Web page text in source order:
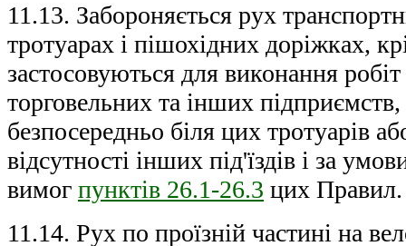
11.13. Забороняється рух
тротуарах і пішохідних доріжках,
застосовуються для виконання
торговельних та інших
безпосередньо біля цих тротуарів
відсутності інших під'їздів і за
вимог пунктів 26.1-26.3 цих Правил.
11.14. Рух по проїзній частині на